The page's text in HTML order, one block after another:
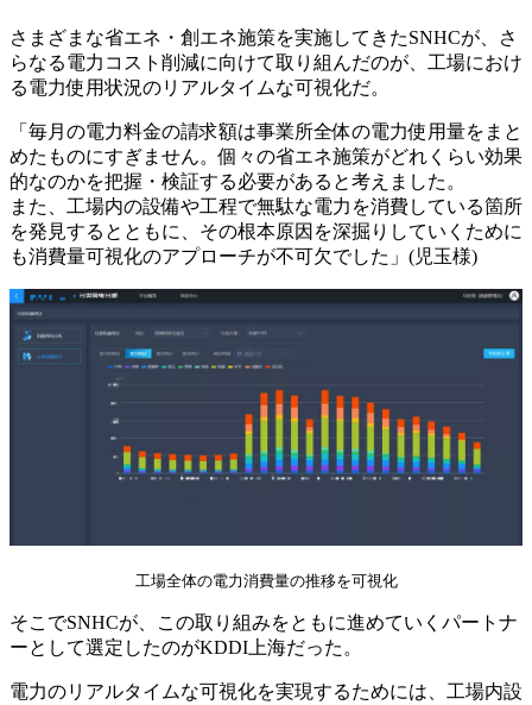
さまざまな省エネ・創エネ施策を実施してきたSNHCが、さ
らなる電力コスト削減に向けて取り組んだのが、工場におけ
る電力使用状況のリアルタイムな可視化だ。
「毎月の電力料金の請求額は事業所全体の電力使用量をまと
めたものにすぎません。個々の省エネ施策がどれくらい効果
的なのかを把握・検証する必要があると考えました。
また、工場内の設備や工程で無駄な電力を消費している箇所
を発見するとともに、その根本原因を深掘りしていくために
も消費量可視化のアプローチが不可欠でした」(児玉様)
工場全体の電力消費量の推移を可視化
そこでSNHCが、この取り組みをともに進めていくパートナ
ーとして選定したのがKDDI上海だった。
電力のリアルタイムな可視化を実現するためには、工場内設